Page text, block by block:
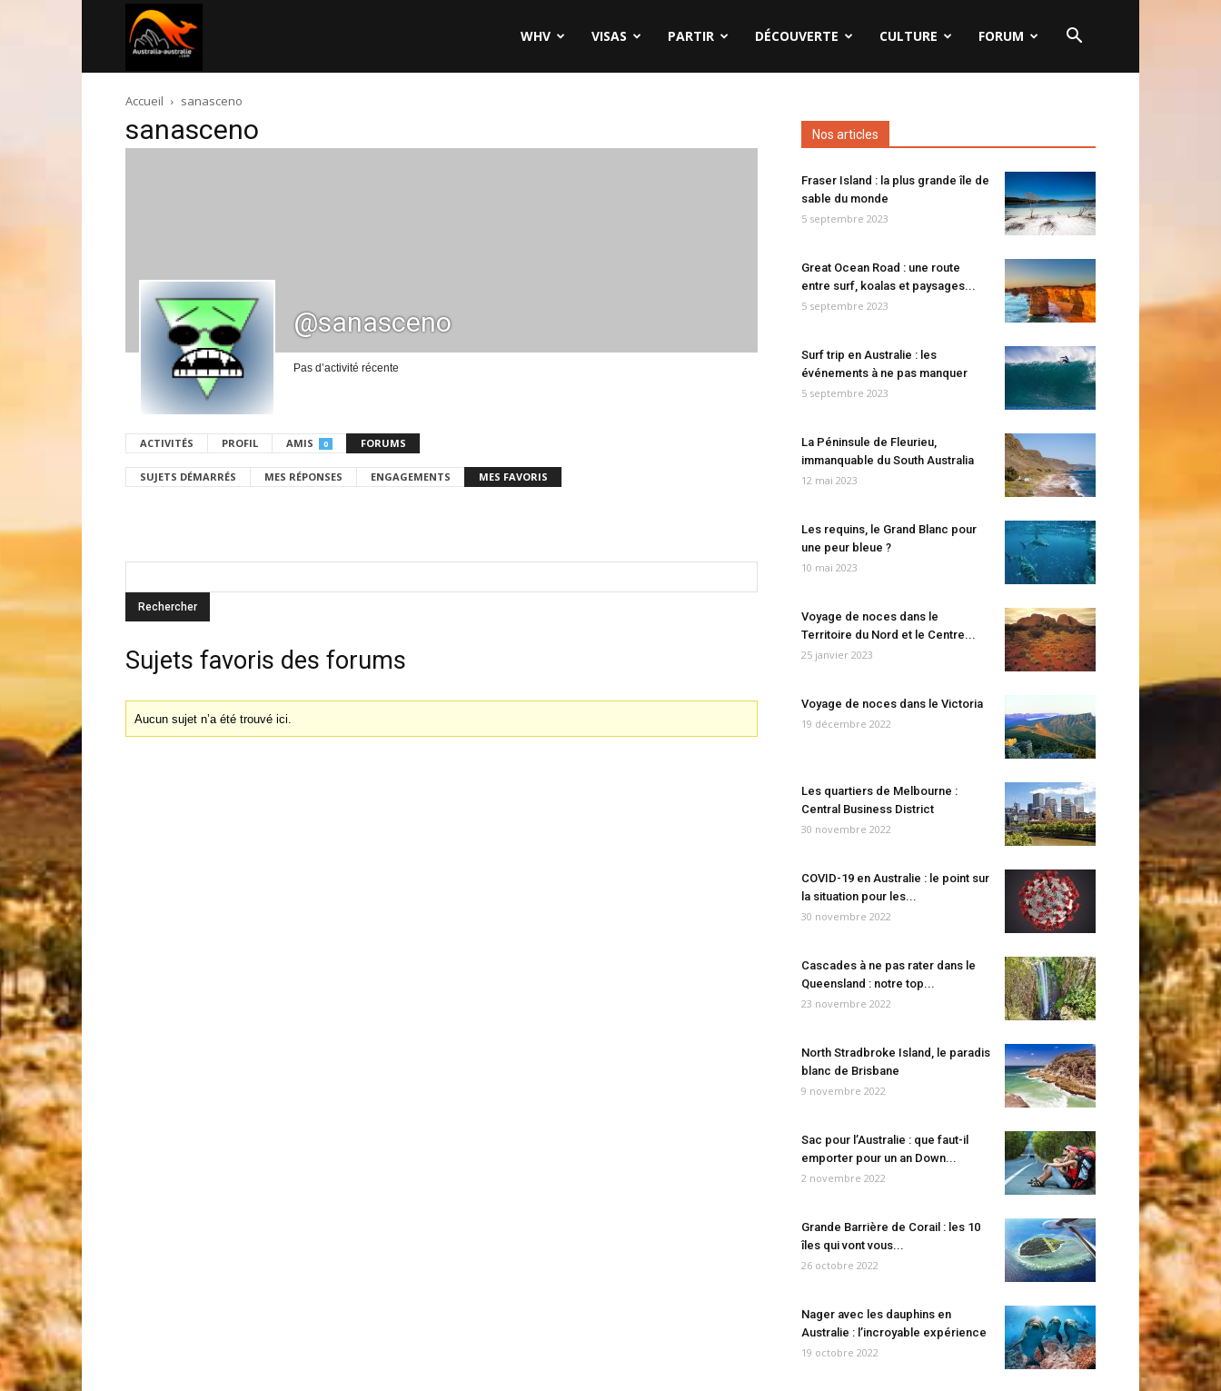
australie.com
WHV VISAS PARTIR DÉCOUVERTE CULTURE FORUM
Accueil sanasceno
sanasceno
@sanasceno
Pas d’activité récente
ACTIVITÉS PROFIL AMIS 0 FORUMS
SUJETS DÉMARRÉS MES RÉPONSES ENGAGEMENTS MES FAVORIS
Sujets favoris des forums
Aucun sujet n’a été trouvé ici.
Nos articles
Fraser Island : la plus grande île de
sable du monde
5 septembre 2023
Great Ocean Road : une route
entre surf, koalas et paysages...
5 septembre 2023
Surf trip en Australie : les
événements à ne pas manquer
5 septembre 2023
La Péninsule de Fleurieu,
immanquable du South Australia
12 mai 2023
Les requins, le Grand Blanc pour
une peur bleue ?
10 mai 2023
Voyage de noces dans le
Territoire du Nord et le Centre...
25 janvier 2023
Voyage de noces dans le Victoria
19 décembre 2022
Les quartiers de Melbourne :
Central Business District
30 novembre 2022
COVID-19 en Australie : le point sur
la situation pour les...
30 novembre 2022
Cascades à ne pas rater dans le
Queensland : notre top...
23 novembre 2022
North Stradbroke Island, le paradis
blanc de Brisbane
9 novembre 2022
Sac pour l’Australie : que faut-il
emporter pour un an Down...
2 novembre 2022
Grande Barrière de Corail : les 10
îles qui vont vous...
26 octobre 2022
Nager avec les dauphins en
Australie : l’incroyable expérience
19 octobre 2022